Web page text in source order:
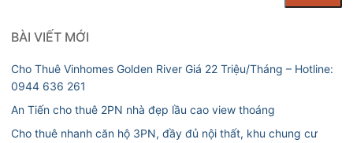
BÀI VIẾT MỚI
Cho Thuê Vinhomes Golden River Giá 22 Triệu/Tháng – Hotline:
0944 636 261
An Tiến cho thuê 2PN nhà đẹp lầu cao view thoáng
Cho thuê nhanh căn hộ 3PN, đầy đủ nội thất, khu chung cư